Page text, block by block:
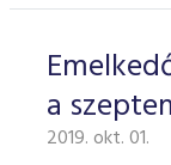
a
2019. okt. 01.